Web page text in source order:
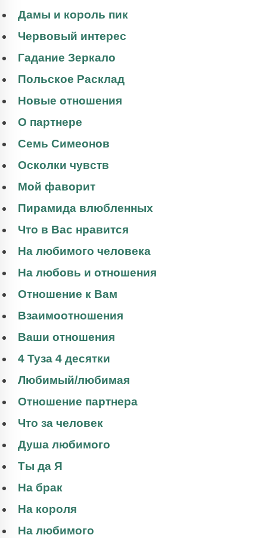
Дамы и король пик
Червовый интерес
Гадание Зеркало
Польское Расклад
Новые отношения
О партнере
Семь Симеонов
Осколки чувств
Мой фаворит
Пирамида влюбленных
Что в Вас нравится
На любимого человека
На любовь и отношения
Отношение к Вам
Взаимоотношения
Ваши отношения
4 Туза 4 десятки
Любимый/любимая
Отношение партнера
Что за человек
Душа любимого
Ты да Я
На брак
На короля
На любимого